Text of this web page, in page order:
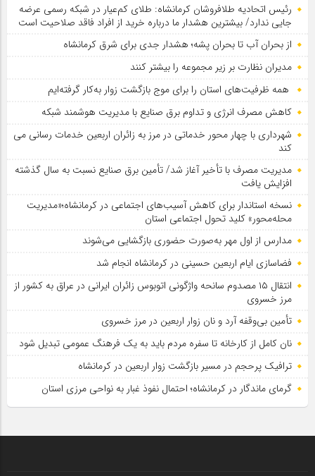
رئیس اتحادیه طلافروشان کرمانشاه: طلای کم‌عیار در شبکه رسمی عرضه
جایی ندارد/ بیشترین هشدار ما درباره خرید از افراد فاقد صلاحیت است
از بحران آب تا بحران پشه؛ هشدار جدی برای شرق کرمانشاه
مدیران نظارت بر زیر مجموعه را بیشتر کنند
همه ظرفیت‌های استان را برای موج بازگشت زوار به‌کار گرفته‌ایم
کاهش مصرف انرژی و تداوم برق صنایع با مدیریت هوشمند شبکه
شهرداری با چهار محور خدماتی در مرز به زائران اربعین خدمات رسانی می
کند
مدیریت مصرف با تأخیر آغاز شد/ تأمین برق صنایع نسبت به سال گذشته
افزایش یافت
نسخه استاندار برای کاهش آسیب‌های اجتماعی در کرمانشاه؛«مدیریت
محله‌محور» کلید تحول اجتماعی استان
مدارس از اول مهر به‌صورت حضوری بازگشایی می‌شوند
فضاسازی ایام اربعین حسینی در کرمانشاه انجام شد
انتقال ۱۵ مصدوم سانحه واژگونی اتوبوس زائران ایرانی در عراق به کشور از
مرز خسروی
تأمین بی‌وقفه آرد و نان زوار اربعین در مرز خسروی
نان کامل از کارخانه تا سفره مردم باید به یک فرهنگ عمومی تبدیل شود
ترافیک پرحجم در مسیر بازگشت زوار اربعین در کرمانشاه
گرمای ماندگار در کرمانشاه؛ احتمال نفوذ غبار به نواحی مرزی استان